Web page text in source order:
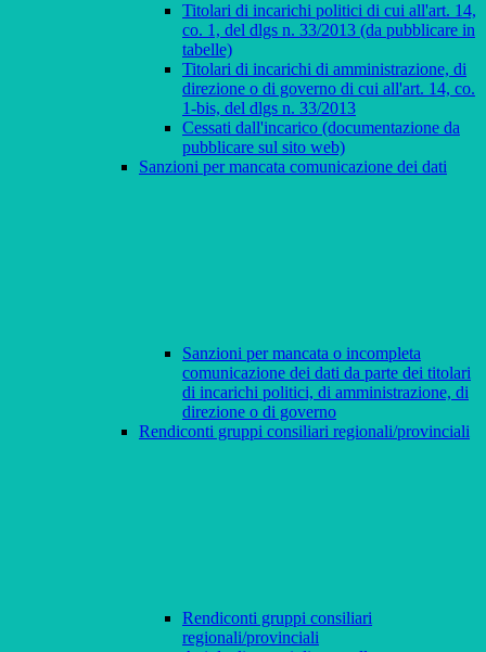
Titolari di incarichi politici di cui all'art. 14,
co. 1, del dlgs n. 33/2013 (da pubblicare in
tabelle)
Titolari di incarichi di amministrazione, di
direzione o di governo di cui all'art. 14, co.
1-bis, del dlgs n. 33/2013
Cessati dall'incarico (documentazione da
pubblicare sul sito web)
Sanzioni per mancata comunicazione dei dati
Sanzioni per mancata o incompleta
comunicazione dei dati da parte dei titolari
di incarichi politici, di amministrazione, di
direzione o di governo
Rendiconti gruppi consiliari regionali/provinciali
Rendiconti gruppi consiliari
regionali/provinciali